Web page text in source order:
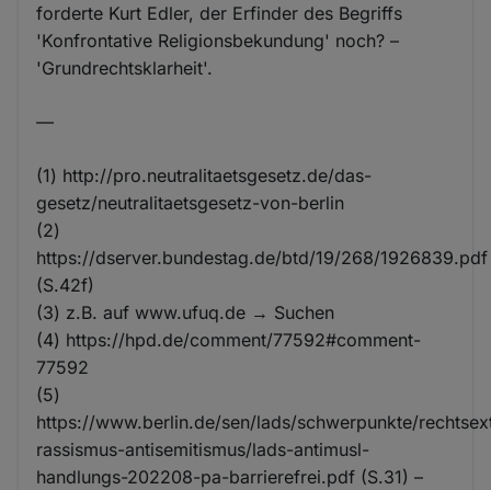
forderte Kurt Edler, der Erfinder des Begriffs
'Konfrontative Religionsbekundung' noch? –
'Grundrechtsklarheit'.
—
(1) http://pro.neutralitaetsgesetz.de/das-
gesetz/neutralitaetsgesetz-von-berlin
(2)
https://dserver.bundestag.de/btd/19/268/1926839.pdf
(S.42f)
(3) z.B. auf www.ufuq.de → Suchen
(4) https://hpd.de/comment/77592#comment-
77592
(5)
https://www.berlin.de/sen/lads/schwerpunkte/
rassismus-antisemitismus/lads-antimusl-
handlungs-202208-pa-barrierefrei.pdf (S.31) –